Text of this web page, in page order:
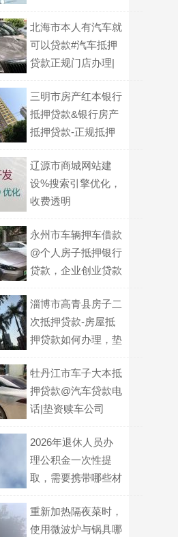
北海市本人有汽车就
可以贷款#汽车抵押
贷款正规门店办理|
三明市房产红本银行
抵押贷款&银行房产
抵押贷款-正规抵押
辽源市商城网站建
设%搜索引擎优化，
收费透明
永州市车辆押车借款
@个人房子抵押银行
贷款，企业创业贷款
淄博市高青县房子二
次抵押贷款-房屋抵
押贷款如何办理，垫
牡丹江市车子大本抵
押贷款@汽车贷款电
话|垫资赎车公司
2026年退休人员办
理公积金一次性提
取，需要携带哪些材
进行办理？
重新加热隔夜菜时，
使用微波炉与锅具哪